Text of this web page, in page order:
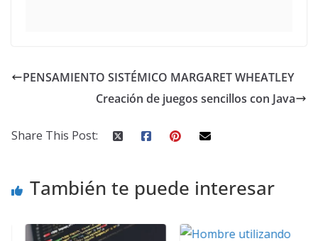
PENSAMIENTO SISTÉMICO MARGARET WHEATLEY
Creación de juegos sencillos con Java
Share This Post:
También te puede interesar